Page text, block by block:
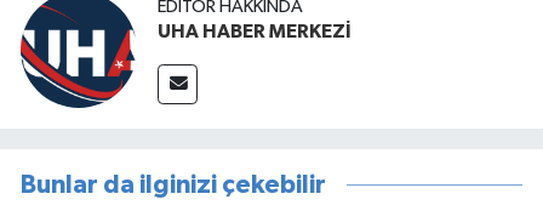
EDITÖR HAKKINDA
UHA HABER MERKEZİ
Bunlar da ilginizi çekebilir